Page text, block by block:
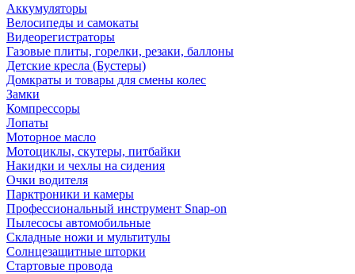
Аккумуляторы
Велосипеды и самокаты
Видеорегистраторы
Газовые плиты, горелки, резаки, баллоны
Детские кресла (Бустеры)
Домкраты и товары для смены колес
Замки
Компрессоры
Лопаты
Моторное масло
Мотоциклы, скутеры, питбайки
Накидки и чехлы на сидения
Очки водителя
Парктроники и камеры
Профессиональный инструмент Snap-on
Пылесосы автомобильные
Складные ножи и мультитулы
Солнцезащитные шторки
Стартовые провода